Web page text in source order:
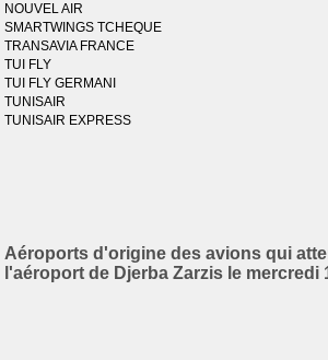
NOUVEL AIR
SMARTWINGS TCHEQUE
TRANSAVIA FRANCE
TUI FLY
TUI FLY GERMANI
TUNISAIR
TUNISAIR EXPRESS
Aéroports d'origine des avions qui
l'aéroport de Djerba Zarzis le mercredi